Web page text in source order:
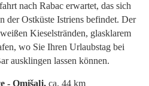
nach Rabac erwartet, das sich
der Ostküste Istriens befindet. Der
Kieselstränden, glasklarem
wo Sie Ihren Urlaubstag bei
ausklingen lassen können.
- Omišalj, ca. 44 km